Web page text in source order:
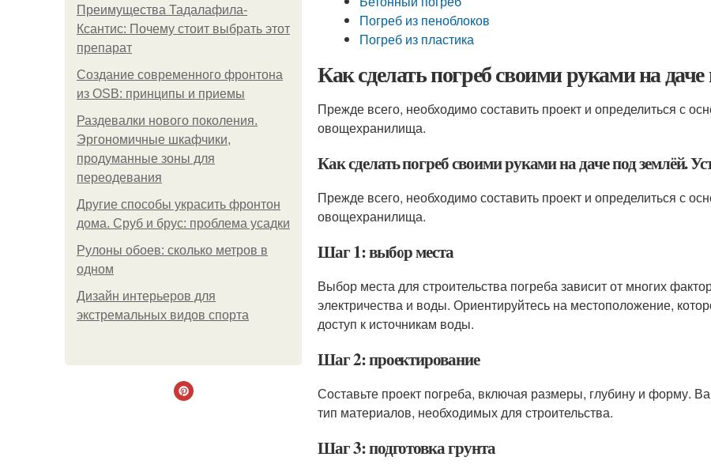
Преимущества Тадалафила-
Ксантис: Почему стоит выбрать этот
препарат
Создание современного фронтона
из OSB: принципы и приемы
Раздевалки нового поколения.
Эргономичные шкафчики,
продуманные зоны для
переодевания
Другие способы украсить фронтон
дома. Сруб и брус: проблема усадки
Рулоны обоев: сколько метров в
одном
Дизайн интерьеров для
экстремальных видов спорта
Погреб из пеноблоков
Погреб из пластика
Как сделать погреб своими руками на
Прежде всего, необходимо составить проект и определиться с
овощехранилища.
Как сделать погреб своими руками на даче под землёй.
Прежде всего, необходимо составить проект и определиться с
овощехранилища.
Шаг 1: выбор места
Выбор места для строительства погреба зависит от многих
электричества и воды. Ориентируйтесь на местоположение,
доступ к источникам воды.
Шаг 2: проектирование
Составьте проект погреба, включая размеры, глубину и форму.
тип материалов, необходимых для строительства.
Шаг 3: подготовка грунта